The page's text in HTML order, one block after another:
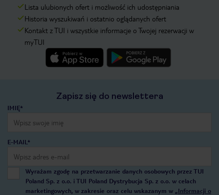
Lista ulubionych ofert i możliwość ich udostępniania
Historia wyszukiwań i ostatnio oglądanych ofert
Kontakt z TUI i wszystkie informacje o Twojej rezerwacji w
myTUI
Zapisz się do newslettera
IMIĘ*
E-MAIL*
Wyrażam zgodę na przetwarzanie danych osobowych przez TUI
Poland Sp. z o.o. i TUI Poland Dystrybucja Sp. z o.o. w celach
marketingowych, w zakresie oraz celu wskazanym w „Informacji o